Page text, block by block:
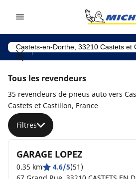
Tous les revendeurs
35 revendeurs de pneus auto vers
Castets et Castillon, France
Filtres
GARAGE LOPEZ
0.35 km 4.6/5(51)